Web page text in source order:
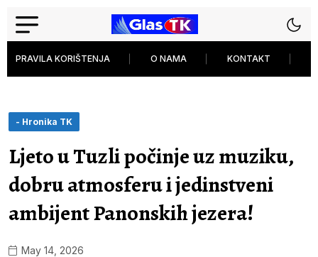
PRAVILA KORIŠTENJA O NAMA KONTAKT
- Hronika TK
Ljeto u Tuzli počinje uz muziku,
dobru atmosferu i jedinstveni
ambijent Panonskih jezera!
May 14, 2026